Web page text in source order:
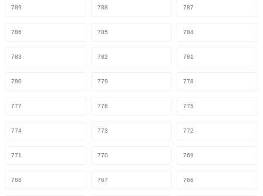
789 788 787
786 785 784
783 782 781
780 779 778
777 776 775
774 773 772
771 770 769
768 767 766